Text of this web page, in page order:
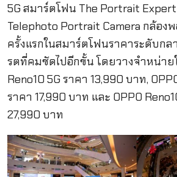
5G สมาร์ตโฟน The Portrait
Telephoto Portrait Camera กล้อง
ครั้งแรกในสมาร์ตโฟนราคาระดับกล
รตที่คมชัดไปอีกขั้น โดยวางจำหน่าย
Reno10 5G ราคา 13,990 บาท,
ราคา 17,990 บาท และ OPPO
27,990 บาท